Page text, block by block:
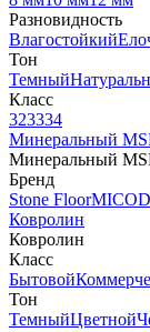
Разновидность
Влагостойкий
Тон
Темный
Класс
323334
Минеральный
Минеральный
Бренд
Stone Floor
Ковролин
Ковролин
Класс
Бытовой
Тон
ТемныйЦветной